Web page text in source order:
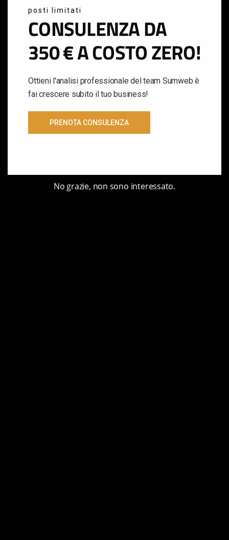
lavora con le soluzioni più innovative nel
settore del AI Marketing & della
Comunicazione Digitale per farti ottenere
risultati d'eccellenza.
CONTATTACI
posti limitati
CONSULENZA DA
350 € A COSTO ZERO!
Ottieni l'analisi professionale del team Sumweb è
fai crescere subito il tuo business!
PRENOTA CONSULENZA
No grazie, non sono interessato.